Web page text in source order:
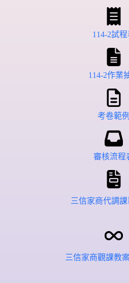
114-2試程
114-2作業
考卷範例
審核流程
三信家商代調
三信家商觀課教